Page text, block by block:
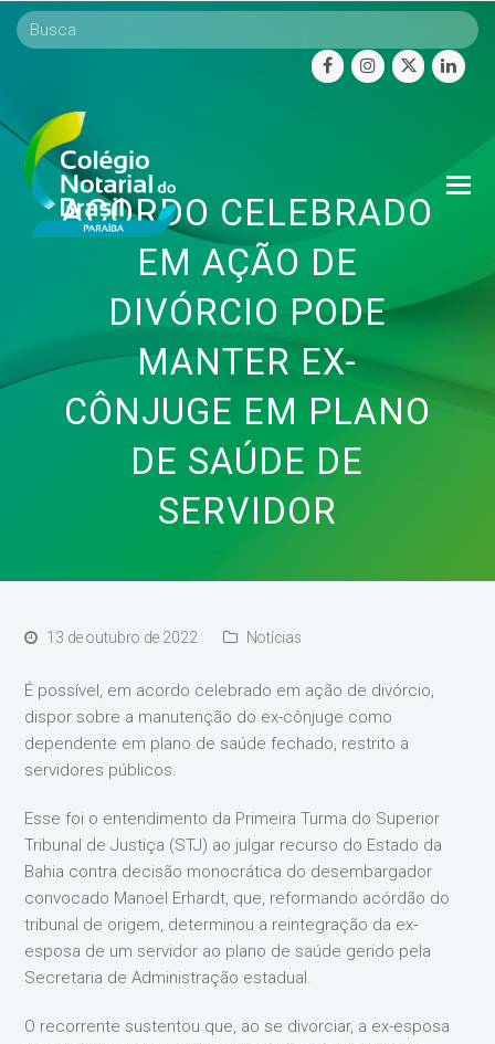
facebookinstagram
twitter
ACORDO CELEBRADO
EM AÇÃO DE
DIVÓRCIO PODE
MANTER EX-
CÔNJUGE EM PLANO
DE SAÚDE DE
SERVIDOR
13 de outubro de 2022 Notícias
É possível, em acordo celebrado em ação de divórcio,
dispor sobre a manutenção do ex-cônjuge como
dependente em plano de saúde fechado, restrito a
servidores públicos.
Esse foi o entendimento da Primeira Turma do Superior
Tribunal de Justiça (STJ) ao julgar recurso do Estado da
Bahia contra decisão monocrática do desembargador
convocado Manoel Erhardt, que, reformando acórdão do
tribunal de origem, determinou a reintegração da ex-
esposa de um servidor ao plano de saúde gerido pela
Secretaria de Administração estadual.
O recorrente sustentou que, ao se divorciar, a ex-esposa